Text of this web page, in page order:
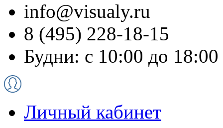
info@visualy.ru
8 (495) 228-18-15
Будни: с 10:00 до 18:00
Личный кабинет